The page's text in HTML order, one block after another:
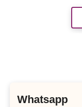
Whatsapp